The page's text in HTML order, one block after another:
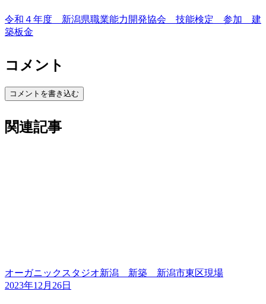
令和４年度 新潟県職業能力開発協会 技能検定 参加 建
築板金
コメント
コメントを書き込む
関連記事
オーガニックスタジオ新潟 新築 新潟市東区現場
2023年12月26日